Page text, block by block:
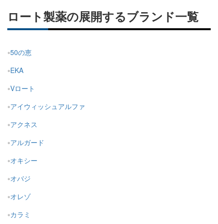
ロート製薬の展開するブランド一覧
50の恵
EKA
Vロート
アイウィッシュアルファ
アクネス
アルガード
オキシー
オバジ
オレゾ
カラミ